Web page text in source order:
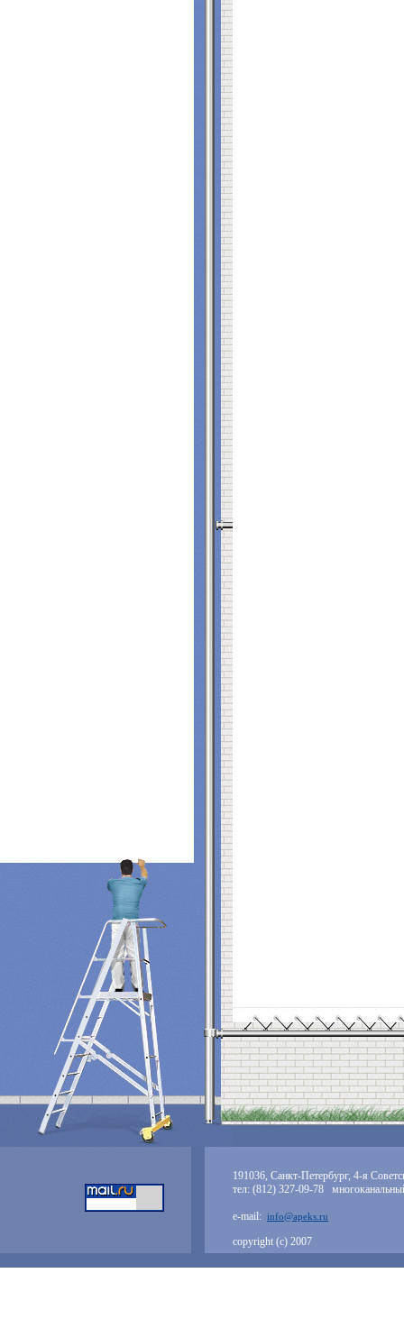
191036, Санкт-Петербург, 4-я
тел: (812) 327-09-78
e-mail: info@apeks.ru
copyright (с) 2007